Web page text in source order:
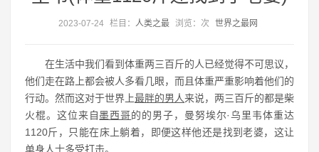
2023-07-24 栏目： 人类之最 浏览： 次 世界之最网
在生活中我们看到体重两三百斤的人已经觉得不可思议，
他们走在路上都会被人多看几眼，而且体重严重影响着他们的
行动。然而这对于世界上最胖的男人来说，两三百斤的都是柴
火棍。这位来自墨西哥的的男子，曼努埃尔·乌里韦体重达
1120斤，只能在床上躺着，即便这样他还是找到老婆，这让
单身人士多受打击。